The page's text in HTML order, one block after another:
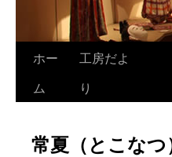
ホー
ム
工房だよ
り
常夏（とこなつ